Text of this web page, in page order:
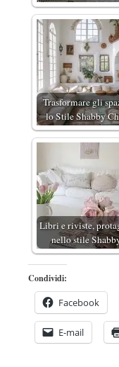
Trasformare gli
lo Stile Shabby
Libri e riviste,
nello stile
Condividi:
Facebook
E-mail